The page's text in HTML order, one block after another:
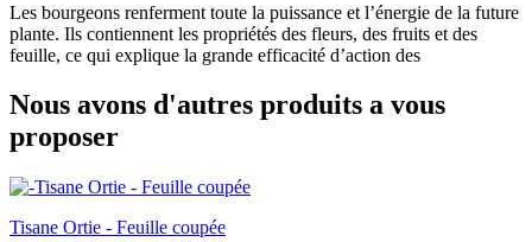
Les bourgeons renferment toute la puissance et l’énergie de la future
plante. Ils contiennent les propriétés des fleurs, des fruits et des
feuille, ce qui explique la grande efficacité d’action des
Nous avons d'autres produits a vous
proposer
Tisane Ortie - Feuille coupée